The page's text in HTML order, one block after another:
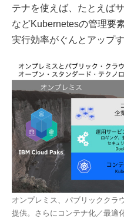
テナを使えば、たとえば
などKubernetesの管理要
実行効率がぐんとアップ
オンプレミス、パブリッククラ
提供。さらにコンテナ化／最適